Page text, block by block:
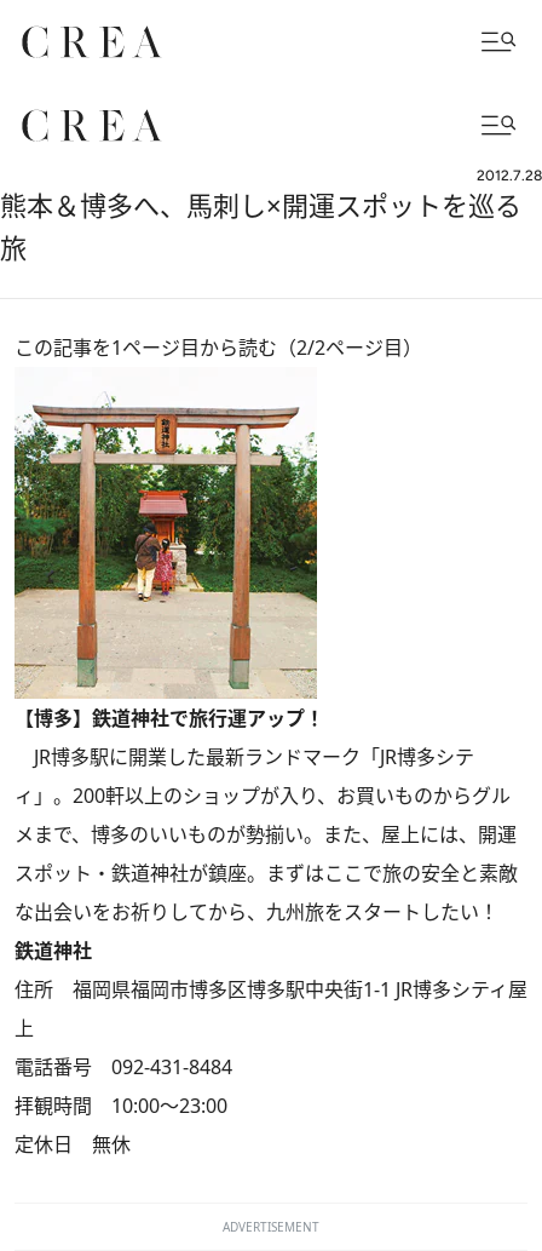
2012.7.28
熊本＆博多へ、馬刺し×開運スポットを巡る
旅
この記事を1ページ目から読む（2/2ページ目）
【博多】鉄道神社で旅行運アップ！
JR博多駅に開業した最新ランドマーク「JR博多シテ
ィ」。200軒以上のショップが入り、お買いものからグル
メまで、博多のいいものが勢揃い。また、屋上には、開運
スポット・鉄道神社が鎮座。まずはここで旅の安全と素敵
な出会いをお祈りしてから、九州旅をスタートしたい！
鉄道神社
住所 福岡県福岡市博多区博多駅中央街1-1 JR博多シティ屋
上
電話番号 092-431-8484
拝観時間 10:00～23:00
定休日 無休
ADVERTISEMENT